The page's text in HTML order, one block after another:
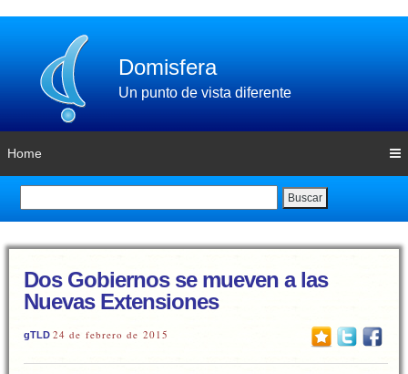
Domisfera
Un punto de vista diferente
Home
Buscar
Dos Gobiernos se mueven a las
Nuevas Extensiones
gTLD 24 de febrero de 2015